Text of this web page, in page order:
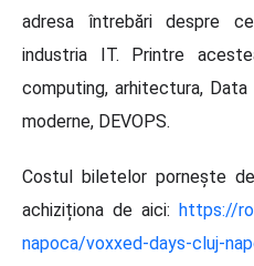
adresa întrebări despre
industria IT. Printre
computing, arhitectura,
moderne, DEVOPS.
Costul biletelor pornește
achiziționa de aici: https://
napoca/voxxed-days-cluj-